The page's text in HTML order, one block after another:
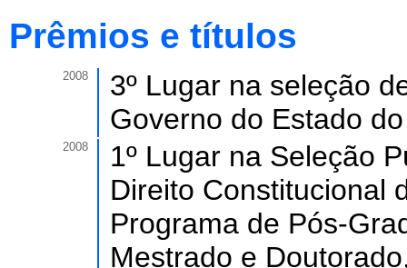
Prêmios e títulos
2008
3º Lugar na seleção
Governo do Estado
2008
1º Lugar na Seleção
Direito Constitucional
Programa de Pós-
Mestrado e